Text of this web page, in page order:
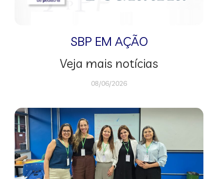
SBP EM AÇÃO
Veja mais notícias
08/06/2026